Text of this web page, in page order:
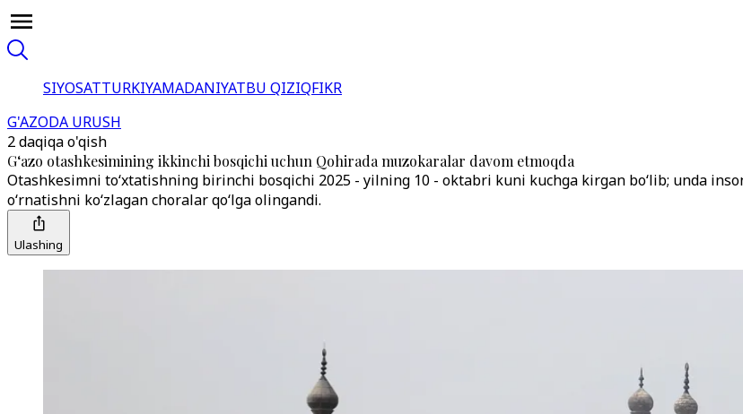
SIYOSATTURKIYAMADANIYATBU QIZIQFIKR
G'AZODA URUSH
2 daqiqa o'qish
G‘azo otashkesimining ikkinchi bosqichi uchun Qohirada muzokaralar davom etmoqda
Otashkesimni to‘xtatishning birinchi bosqichi 2025 - yilning 10 - oktabri kuni kuchga kirgan bo‘lib; unda
o‘rnatishni ko‘zlagan choralar qo‘lga olingandi.
Ulashing